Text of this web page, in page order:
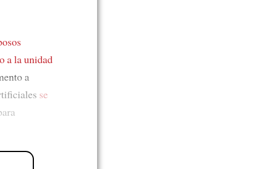
a la unidad
a
se